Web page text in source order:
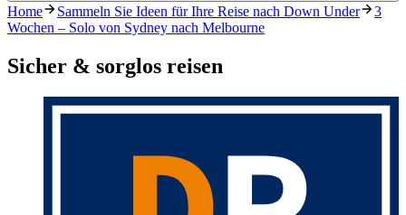
Home Sammeln Sie Ideen für Ihre Reise nach Down Under
3
Wochen – Solo von Sydney nach Melbourne
Sicher & sorglos reisen